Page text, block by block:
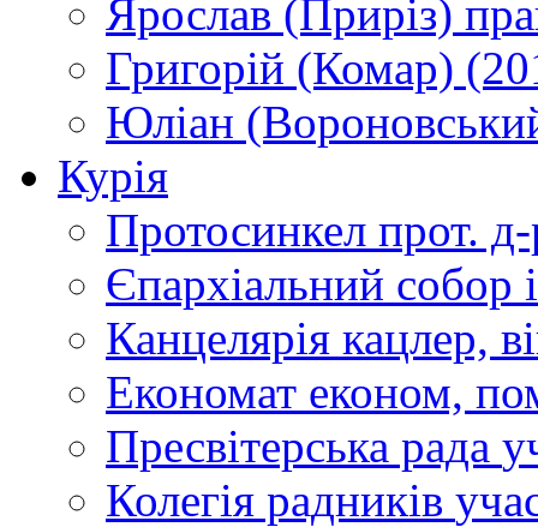
Ярослав (Приріз)
Григорій (Комар)
Юліан
Курія
Протосинкел прот.
Єпархіальний собор
Канцелярія кацлер,
Економат економ,
Пресвітерська рада
Колегія радників